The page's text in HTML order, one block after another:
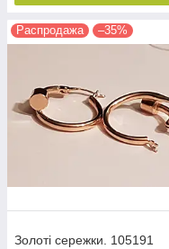
Распродажа –35%
Золоті сережки. 105191